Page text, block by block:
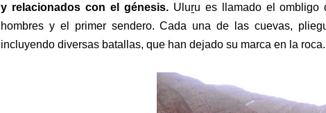
y relacionados con el génesis. Uluṟu es llamado el ombligo
hombres y el primer sendero.Cada una de las cuevas,
incluyendo diversas batallas, que han dejado su marca en la roca.